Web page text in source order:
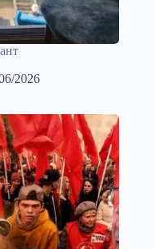
2026